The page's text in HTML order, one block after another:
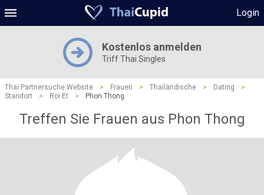
Login
Kostenlos anmelden
Triff Thai Singles
Thai Partnersuche Website > Frauen > Thailändische > Dating
>
Standort
> Roi Et > Phon Thong
Treffen Sie Frauen aus Phon Thong